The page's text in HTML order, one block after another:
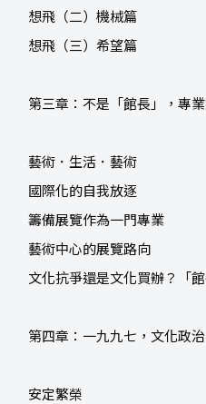
想飛（二）機械篇
想飛（三）希望篇
第三章：不是「館長」，專
藝術．生活．藝術
國際化的自我放逐
籌備展覽作為一門專業
藝術中心的展覽路向
文化抗爭還是文化買辦？「
第四章：一九九七，文化政治
安定繁榮